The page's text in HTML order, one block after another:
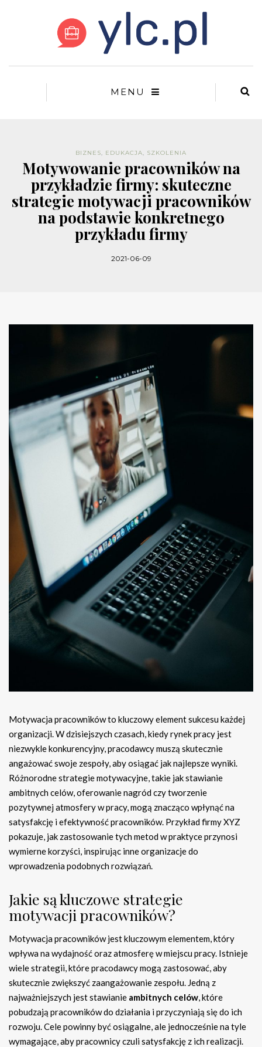
MENU
BIZNES, EDUKACJA, SZKOLENIA
Motywowanie pracowników na
przykładzie firmy: skuteczne
strategie motywacji pracowników
na podstawie konkretnego
przykładu firmy
2021-06-09
Motywacja pracowników to kluczowy element sukcesu każdej
organizacji. W dzisiejszych czasach, kiedy rynek pracy jest
niezwykle konkurencyjny, pracodawcy muszą skutecznie
angażować swoje zespoły, aby osiągać jak najlepsze wyniki.
Różnorodne strategie motywacyjne, takie jak stawianie
ambitnych celów, oferowanie nagród czy tworzenie
pozytywnej atmosfery w pracy, mogą znacząco wpłynąć na
satysfakcję i efektywność pracowników. Przykład firmy XYZ
pokazuje, jak zastosowanie tych metod w praktyce przynosi
wymierne korzyści, inspirując inne organizacje do
wprowadzenia podobnych rozwiązań.
Jakie są kluczowe strategie
motywacji pracowników?
Motywacja pracowników jest kluczowym elementem, który
wpływa na wydajność oraz atmosferę w miejscu pracy. Istnieje
wiele strategii, które pracodawcy mogą zastosować, aby
skutecznie zwiększyć zaangażowanie zespołu. Jedną z
najważniejszych jest stawianie ambitnych celów, które
pobudzają pracowników do działania i przyczyniają się do ich
rozwoju. Cele powinny być osiągalne, ale jednocześnie na tyle
wymagające, aby pracownicy czuli satysfakcję z ich realizacji.